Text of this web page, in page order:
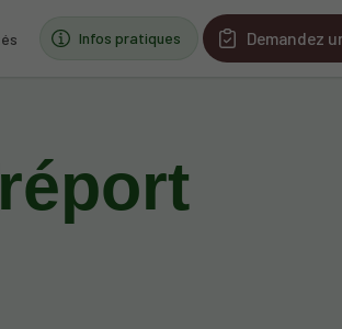
Infos pratiques Demandez